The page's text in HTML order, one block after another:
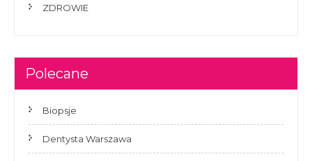
ZDROWIE
Polecane
Biopsje
Dentysta Warszawa